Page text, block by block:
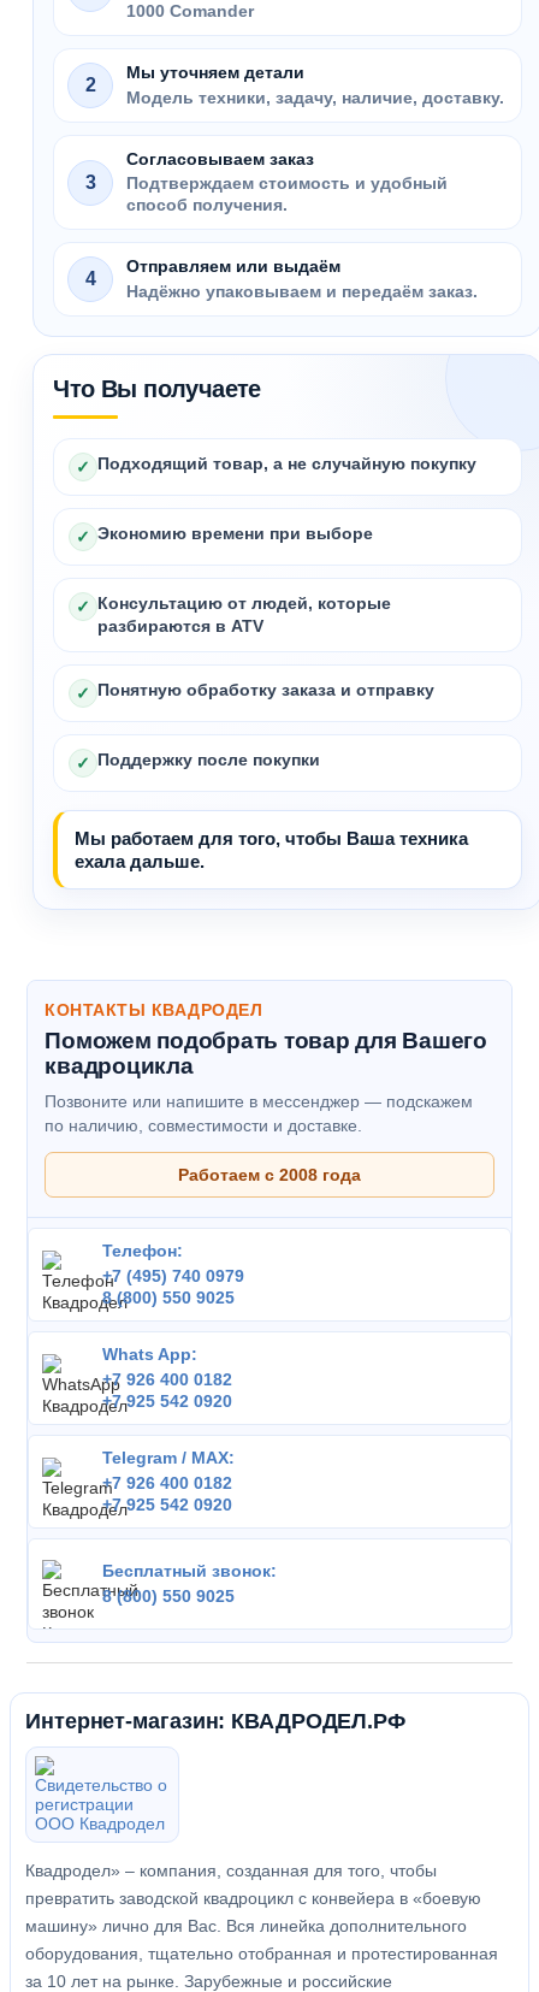
1000 Comander
2
Мы уточняем детали
Модель техники, задачу, наличие, доставку.
3
Согласовываем заказ
Подтверждаем стоимость и удобный
способ получения.
4
Отправляем или выдаём
Надёжно упаковываем и передаём заказ.
Что Вы получаете
✓ Подходящий товар, а не случайную покупку
✓ Экономию времени при выборе
✓ Консультацию от людей, которые
разбираются в ATV
✓ Понятную обработку заказа и отправку
✓ Поддержку после покупки
Мы работаем для того, чтобы Ваша техника
ехала дальше.
КОНТАКТЫ КВАДРОДЕЛ
Поможем подобрать товар для Вашего
квадроцикла
Позвоните или напишите в мессенджер — подскажем
по наличию, совместимости и доставке.
Работаем с 2008 года
Телефон:
+7 (495) 740 0979
8 (800) 550 9025
Whats App:
+7 926 400 0182
+7 925 542 0920
Telegram / MAX:
+7 926 400 0182
+7 925 542 0920
Бесплатный звонок:
8 (800) 550 9025
Интернет-магазин: КВАДРОДЕЛ.РФ
Квадродел» – компания, созданная для того, чтобы
превратить заводской квадроцикл с конвейера в «боевую
машину» лично для Вас. Вся линейка дополнительного
оборудования, тщательно отобранная и протестированная
за 10 лет на рынке. Зарубежные и российские